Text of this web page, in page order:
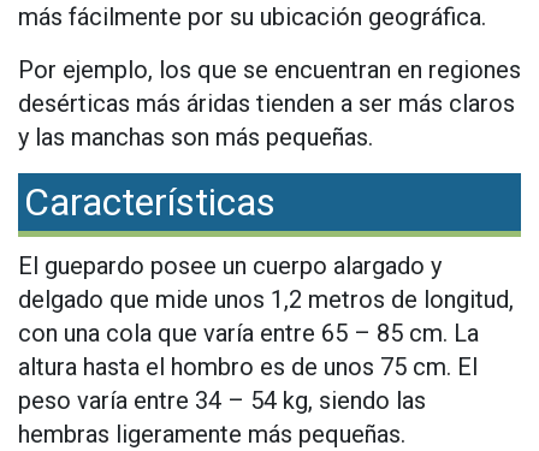
más fácilmente por su ubicación geográfica.
Por ejemplo, los que se encuentran en regiones
desérticas más áridas tienden a ser más claros
y las manchas son más pequeñas.
Características
El guepardo posee un cuerpo alargado y
delgado que mide unos 1,2 metros de longitud,
con una cola que varía entre 65 – 85 cm. La
altura hasta el hombro es de unos 75 cm. El
peso varía entre 34 – 54 kg, siendo las
hembras ligeramente más pequeñas.